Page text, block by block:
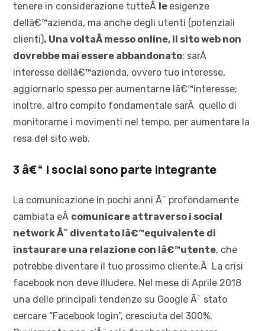
tenere in considerazione tutteÂ le esigenze
dellâ€™azienda, ma anche degli utenti (potenziali
clienti). Una voltaÂ messo online, il sito web non
dovrebbe mai essere abbandonato: sarÃ
interesse dellâ€™azienda, ovvero tuo interesse,
aggiornarlo spesso per aumentarne lâ€™interesse;
inoltre, altro compito fondamentale sarÃ quello di
monitorarne i movimenti nel tempo, per aumentare la
resa del sito web.
3 â€“ I social sono parte integrante
La comunicazione in pochi anni Ã¨ profondamente
cambiata eÂ comunicare attraverso i social
network Ã¨ diventato lâ€™equivalente di
instaurare una relazione con lâ€™utente, che
potrebbe diventare il tuo prossimo cliente.Â La crisi
facebook non deve illudere. Nel mese di Aprile 2018
una delle principali tendenze su Google Ã¨ stato
cercare “Facebook login”, cresciuta del 300%.